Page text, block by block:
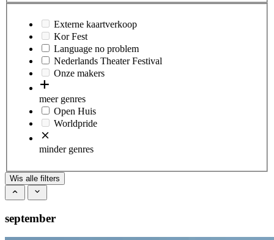
Externe kaartverkoop
Kor Fest
Language no problem
Nederlands Theater Festival
Onze makers
meer genres
Open Huis
Worldpride
minder genres
Wis alle filters
september